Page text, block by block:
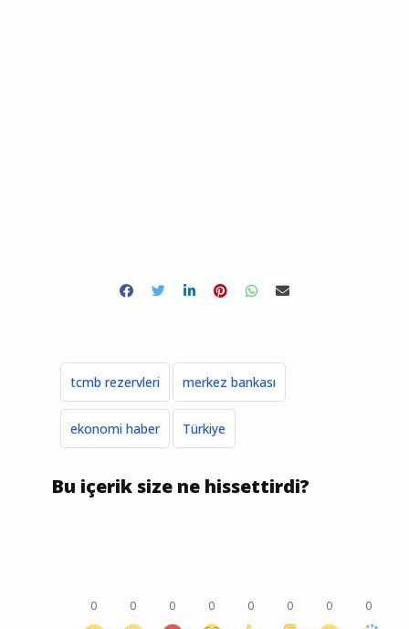
tcmb rezervleri merkez bankası
ekonomi haber Türkiye
Bu içerik size ne hissettirdi?
0 0 0 0 0 0 0 0